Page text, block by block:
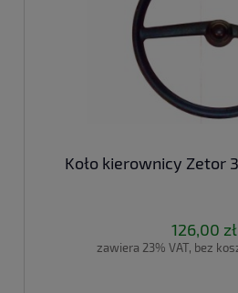
Koło kierownicy Zetor
126,00 zł
zawiera 23% VAT, bez